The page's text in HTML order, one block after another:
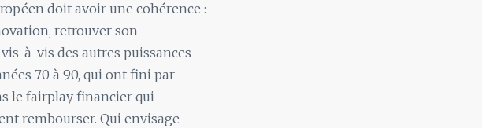
doit avoir une cohérence :
retrouver son
à-vis des autres puissances
70 à 90, qui ont fini par
le fairplay financier qui
rembourser. Qui envisage